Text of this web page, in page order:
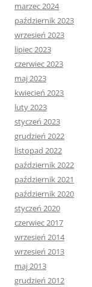
marzec 2024
październik 2023
wrzesień 2023
lipiec 2023
czerwiec 2023
maj 2023
kwiecień 2023
luty 2023
styczeń 2023
grudzień 2022
listopad 2022
październik 2022
październik 2021
październik 2020
styczeń 2020
czerwiec 2017
wrzesień 2014
wrzesień 2013
maj 2013
grudzień 2012